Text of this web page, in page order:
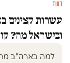
דעות
עשרות קצינים
ובישראל מה?
למה בארה"ב